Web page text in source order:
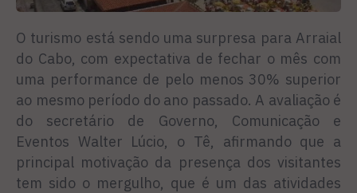
O turismo está sendo uma surpresa para Arraial
do Cabo, com expectativa de fechar o mês com
uma performance de pelo menos 30% superior
ao mesmo período do ano passado. A avaliação é
do secretário de Governo, Comunicação e
Eventos Walter Lúcio, o Tê, afirmando que a
principal motivação da presença dos visitantes
tem sido o mergulho, que é um das atividades